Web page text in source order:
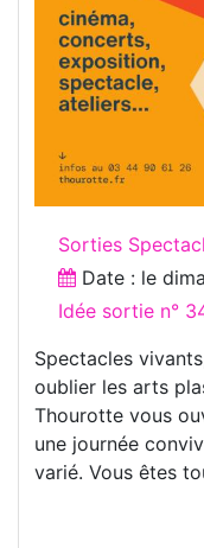
Sorties
Date : le
Idée sortie n°
Spectacles
oublier les arts
Thourotte vous
une journée
varié. Vous êtes